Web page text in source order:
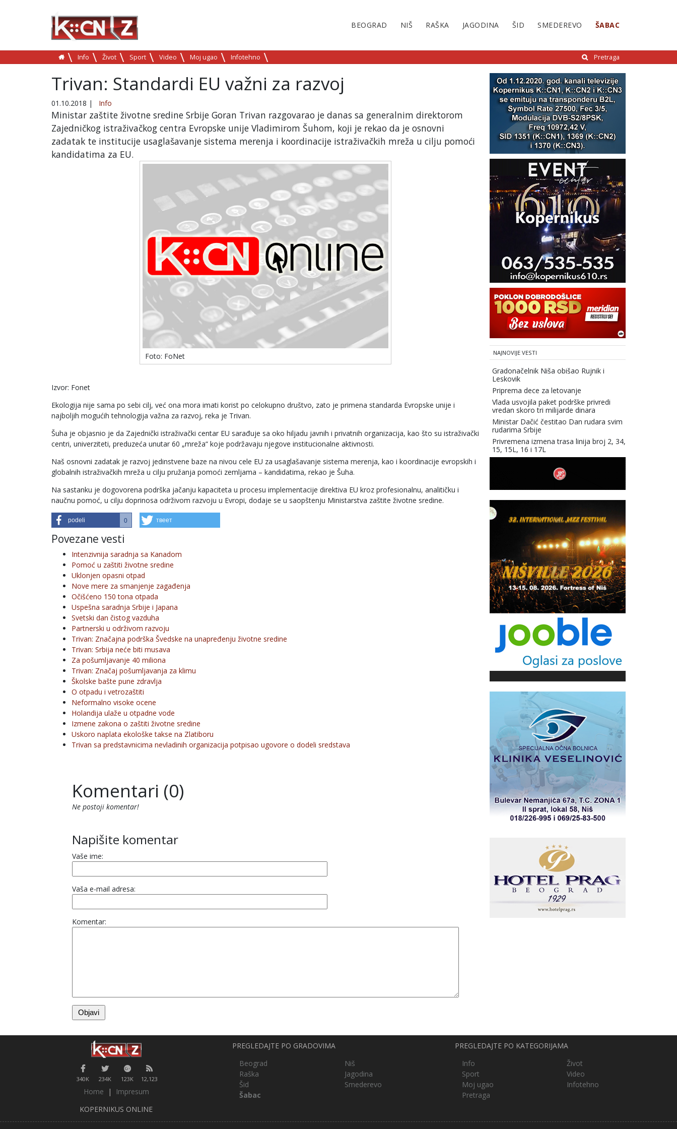
BEOGRAD NIŠ RAŠKA JAGODINA ŠID SMEDEREVO ŠABAC
Info Život Sport Video Moj ugao Infotehno Pretraga
Trivan: Standardi EU važni za razvoj
01.10.2018 | Info
Ministar zaštite životne sredine Srbije Goran Trivan razgovarao je danas sa generalnim direktorom
Zajedničkog istraživačkog centra Evropske unije Vladimirom Šuhom, koji je rekao da je osnovni
zadatak te institucije usaglašavanje sistema merenja i koordinacije istraživačkih mreža u cilju pomoći
kandidatima za EU.
Foto: FoNet
Izvor: Fonet
Ekologija nije sama po sebi cilj, već ona mora imati korist po celokupno društvo, zato je primena standarda Evropske unije i
najboljih mogućih tehnologija važna za razvoj, reka je Trivan.
Šuha je objasnio je da Zajednički istraživački centar EU sarađuje sa oko hiljadu javnih i privatnih organizacija, kao što su istraživački
centri, univerziteti, preduzeća unutar 60 „mreža“ koje podržavaju njegove institucionalne aktivnosti.
Naš osnovni zadatak je razvoj jedinstvene baze na nivou cele EU za usaglašavanje sistema merenja, kao i koordinacije evropskih i
globalnih istraživačkih mreža u cilju pružanja pomoći zemljama – kandidatima, rekao je Šuha.
Na sastanku je dogovorena podrška jačanju kapaciteta u procesu implementacije direktiva EU kroz profesionalnu, analitičku i
naučnu pomoć, u cilju doprinosa održivom razvoju u Evropi, dodaje se u saopštenju Ministarstva zaštite životne sredine.
podeli 0 твеет
Povezane vesti
Intenzivnija saradnja sa Kanadom
Pomoć u zaštiti životne sredine
Uklonjen opasni otpad
Nove mere za smanjenje zagađenja
Očišćeno 150 tona otpada
Uspešna saradnja Srbije i Japana
Svetski dan čistog vazduha
Partnerski u održivom razvoju
Trivan: Značajna podrška Švedske na unapređenju životne sredine
Trivan: Srbija neće biti musava
Za pošumljavanje 40 miliona
Trivan: Značaj pošumljavanja za klimu
Školske bašte pune zdravlja
O otpadu i vetrozaštiti
Neformalno visoke ocene
Holandija ulaže u otpadne vode
Izmene zakona o zaštiti životne sredine
Uskoro naplata ekološke takse na Zlatiboru
Trivan sa predstavnicima nevladinih organizacija potpisao ugovore o dodeli sredstava
Komentari (0)
Ne postoji komentar!
Napišite komentar
Vaše ime:
Vaša e-mail adresa:
Komentar:
NAJNOVIJE VESTI
Gradonačelnik Niša obišao Rujnik i
Leskovik
Priprema dece za letovanje
Vlada usvojila paket podrške privredi
vredan skoro tri milijarde dinara
Ministar Dačić čestitao Dan rudara svim
rudarima Srbije
Privremena izmena trasa linija broj 2, 34,
15, 15L, 16 i 17L
340K 234K 123K 12,123
Home |
Impresum
KOPERNIKUS ONLINE
PREGLEDAJTE PO GRADOVIMA
Beograd
Niš
Raška
Jagodina
Šid
Smederevo
Šabac
PREGLEDAJTE PO KATEGORIJAMA
Info
Život
Sport
Video
Moj ugao
Infotehno
Pretraga